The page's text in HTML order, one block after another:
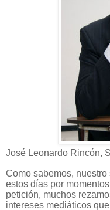
José Leonardo Rincón,
Como sabemos,
estos días por
petición, muchos
intereses mediáticos